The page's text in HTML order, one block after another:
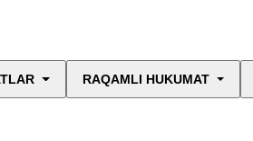
RAQAMLI HUKUMAT